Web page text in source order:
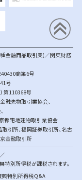
金融商品取引業)／関東財務
商第6号
号
第110368号
融先物取引業協会、
、
都宅地建物取引業協会
取引所、福岡証券取引所、名古
金融取引所
特別所得税が課税されます。
興特別所得税Q&A